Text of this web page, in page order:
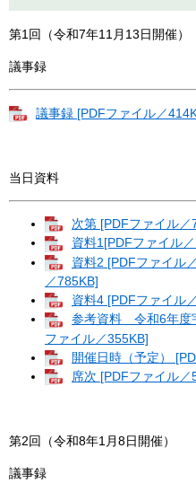
第1回（令和7年11月13日開催）
議事録
議事録 [PDFファイル／
当日資料
次第 [PDFファイル／
資料1[PDFファイル
資料2 [PDFファイル
／785KB]
資料4 [PDFファイル
参考資料 令和6年度
ファイル／355KB]
開催日時（予定）
席次 [PDFファイル／
第2回（令和8年1月8日開催）
議事録